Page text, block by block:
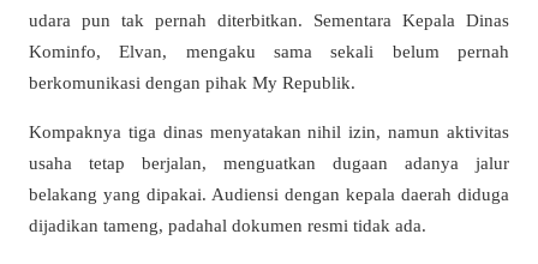
udara pun tak pernah diterbitkan. Sementara Kepala Dinas
Kominfo, Elvan, mengaku sama sekali belum pernah
berkomunikasi dengan pihak My Republik.
Kompaknya tiga dinas menyatakan nihil izin, namun aktivitas
usaha tetap berjalan, menguatkan dugaan adanya jalur
belakang yang dipakai. Audiensi dengan kepala daerah diduga
dijadikan tameng, padahal dokumen resmi tidak ada.